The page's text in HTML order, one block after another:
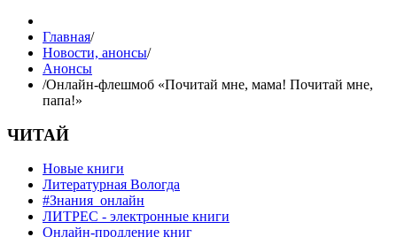
Главная/
Новости, анонсы/
Анонсы
/Онлайн-флешмоб «Почитай мне, мама! Почитай мне,
папа!»
ЧИТАЙ
Новые книги
Литературная Вологда
#Знания_онлайн
ЛИТРЕС - электронные книги
Онлайн-продление книг